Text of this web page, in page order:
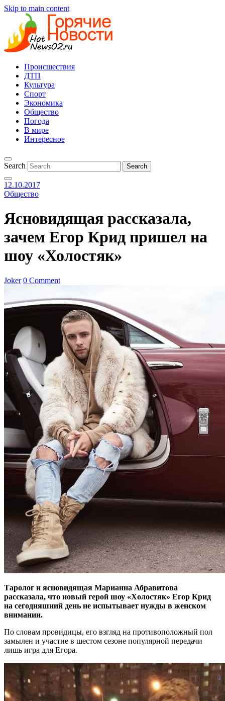
Skip to main content
Происшествия
ДТП
Культура
Спорт
Экономика
Общество
Погода
В мире
Интересное
Search
12.10.2017
Общество
Ясновидящая рассказала,
зачем Егор Крид пришел на
шоу «Холостяк»
Joker 0 Comment
Таролог и ясновидящая Марианна Абравитова
рассказала, что новый герой шоу «Холостяк» Егор Крид
на сегодняшний день не испытывает нужды в женском
внимании.
По словам провидицы, его взгляд на противоположный пол
замылен и участие в шестом сезоне популярной передачи
лишь игра для Егора.